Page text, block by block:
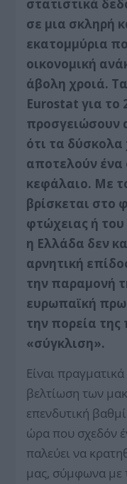
στατιστικά
σε μια σκληρή
εκατομμύρια
οικονομική
άβολη χροιά.
Eurostat για το
προσγειώσουν
ότι τα δύσκολα
αποτελούν ένα
κεφάλαιο. Με
βρίσκεται στο
φτώχειας ή
η Ελλάδα δεν
αρνητική
την παραμονή
ευρωπαϊκή
την πορεία της
«σύγκλιση».
Είναι
βελτίωση των
επενδυτική
ώρα που σχεδόν
παλεύει να
μας, σύμφωνα με